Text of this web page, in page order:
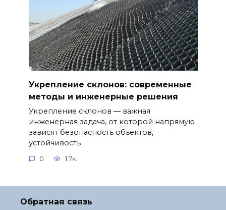
Укрепление склонов: современные
методы и инженерные решения
Укрепление склонов — важная
инженерная задача, от которой напрямую
зависят безопасность объектов,
устойчивость
0 1.7к.
Обратная связь